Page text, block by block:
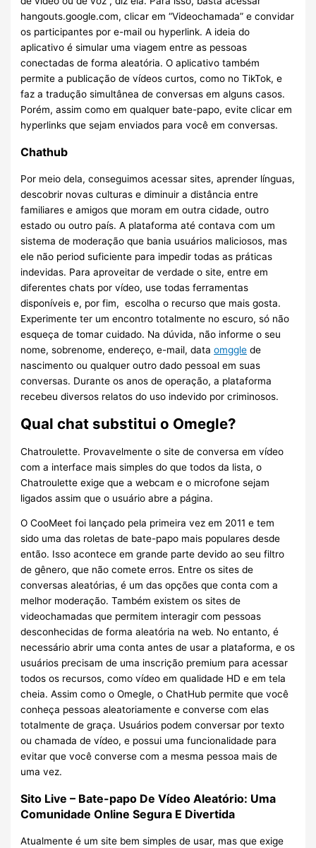
hangouts.google.com, clicar em “Videochamada” e convidar
os participantes por e-mail ou hyperlink. A ideia do
aplicativo é simular uma viagem entre as pessoas
conectadas de forma aleatória. O aplicativo também
permite a publicação de vídeos curtos, como no TikTok, e
faz a tradução simultânea de conversas em alguns casos.
Porém, assim como em qualquer bate-papo, evite clicar em
hyperlinks que sejam enviados para você em conversas.
Chathub
Por meio dela, conseguimos acessar sites, aprender línguas,
descobrir novas culturas e diminuir a distância entre
familiares e amigos que moram em outra cidade, outro
estado ou outro país. A plataforma até contava com um
sistema de moderação que bania usuários maliciosos, mas
ele não period suficiente para impedir todas as práticas
indevidas. Para aproveitar de verdade o site, entre em
diferentes chats por vídeo, use todas ferramentas
disponíveis e, por fim, escolha o recurso que mais gosta.
Experimente ter um encontro totalmente no escuro, só não
esqueça de tomar cuidado. Na dúvida, não informe o seu
nome, sobrenome, endereço, e-mail, dataomggle de
nascimento ou qualquer outro dado pessoal em suas
conversas. Durante os anos de operação, a plataforma
recebeu diversos relatos do uso indevido por criminosos.
Qual chat substitui o Omegle?
Chatroulette. Provavelmente o site de conversa em vídeo
com a interface mais simples do que todos da lista, o
Chatroulette exige que a webcam e o microfone sejam
ligados assim que o usuário abre a página.
O CooMeet foi lançado pela primeira vez em 2011 e tem
sido uma das roletas de bate-papo mais populares desde
então. Isso acontece em grande parte devido ao seu filtro
de gênero, que não comete erros. Entre os sites de
conversas aleatórias, é um das opções que conta com a
melhor moderação. Também existem os sites de
videochamadas que permitem interagir com pessoas
desconhecidas de forma aleatória na web. No entanto, é
necessário abrir uma conta antes de usar a plataforma, e os
usuários precisam de uma inscrição premium para acessar
todos os recursos, como vídeo em qualidade HD e em tela
cheia. Assim como o Omegle, o ChatHub permite que você
conheça pessoas aleatoriamente e converse com elas
totalmente de graça. Usuários podem conversar por texto
ou chamada de vídeo, e possui uma funcionalidade para
evitar que você converse com a mesma pessoa mais de
uma vez.
Sito Live – Bate-papo De Vídeo Aleatório: Uma
Comunidade Online Segura E Divertida
Atualmente é um site bem simples de usar, mas que exige